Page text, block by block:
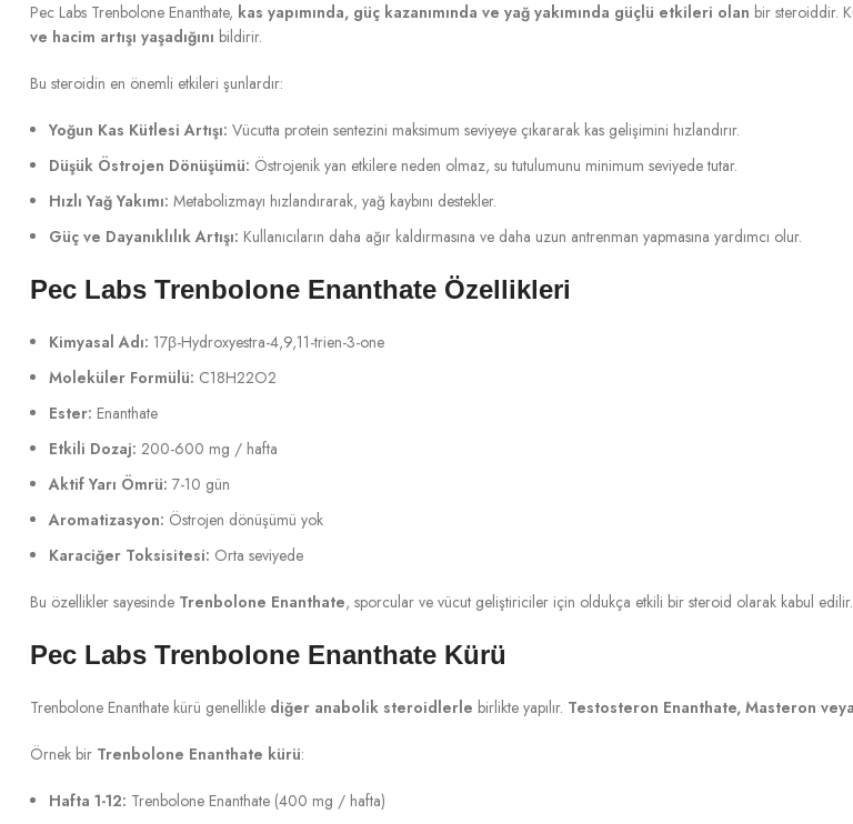
Pec Labs Trenbolone Enanthate, kas yapımında, güç kazanımında ve yağ yakımında güçlü etkileri olan bir steroiddir.
ve hacim artışı yaşadığını bildirir.
Bu steroidin en önemli etkileri şunlardır:
Yoğun Kas Kütlesi Artışı: Vücutta protein sentezini maksimum seviyeye çıkararak kas gelişimini hızlandırır.
Düşük Östrojen Dönüşümü: Östrojenik yan etkilere neden olmaz, su tutulumunu minimum seviyede tutar.
Hızlı Yağ Yakımı: Metabolizmayı hızlandırarak, yağ kaybını destekler.
Güç ve Dayanıklılık Artışı: Kullanıcıların daha ağır kaldırmasına ve daha uzun antrenman yapmasına yardımcı olur.
Pec Labs Trenbolone Enanthate Özellikleri
Kimyasal Adı: 17β-Hydroxyestra-4,9,11-trien-3-one
Moleküler Formülü: C18H22O2
Ester: Enanthate
Etkili Dozaj: 200-600 mg / hafta
Aktif Yarı Ömrü: 7-10 gün
Aromatizasyon: Östrojen dönüşümü yok
Karaciğer Toksisitesi: Orta seviyede
Bu özellikler sayesinde Trenbolone Enanthate, sporcular ve vücut geliştiriciler için oldukça etkili bir steroid olarak kabul edilir.
Pec Labs Trenbolone Enanthate Kürü
Trenbolone Enanthate kürü genellikle diğer anabolik steroidlerle birlikte yapılır. Testosteron Enanthate, Masteron
Örnek bir Trenbolone Enanthate kürü:
Hafta 1-12: Trenbolone Enanthate (400 mg / hafta)